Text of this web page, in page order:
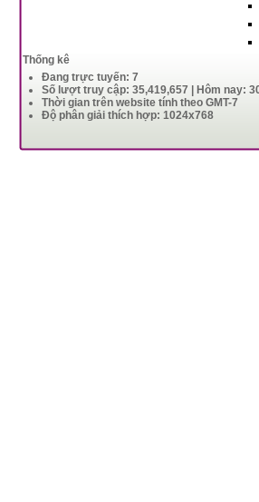
Thống kê
Đang trực tuyến: 7
Số lượt truy cập: 35,419,657 | Hôm nay:
Thời gian trên website tính theo GMT-7
Độ phân giải thích hợp: 1024x768